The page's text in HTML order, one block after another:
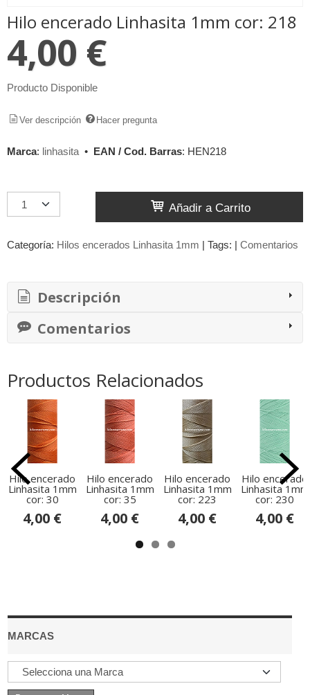
MARCAS
Hilo encerado Linhasita 1mm cor: 218
4,00 €
Producto Disponible
Ver descripción Hacer pregunta
Marca: linhasita • EAN / Cod. Barras: HEN218
Añadir a Carrito
Categoría: Hilos encerados Linhasita 1mm | Tags: | Comentarios
Descripción
Comentarios
Productos Relacionados
Hilo encerado
Linhasita 1mm
cor: 30
4,00 €
Hilo encerado
Linhasita 1mm
cor: 35
4,00 €
Hilo encerado
Linhasita 1mm
cor: 223
4,00 €
Hilo encerado
Linhasita 1mm
cor: 230
4,00 €